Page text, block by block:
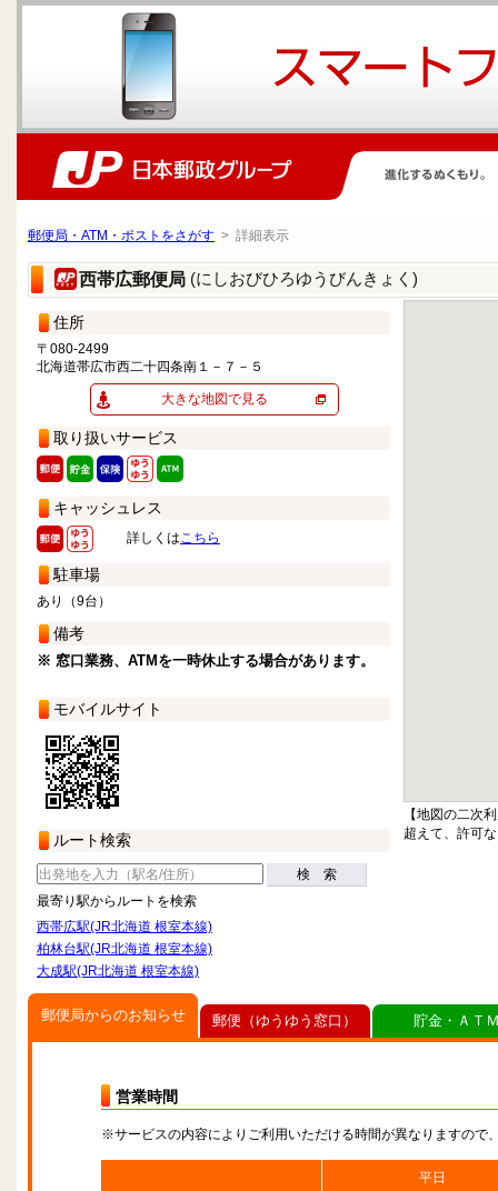
郵便局・ATM・ポストをさがす > 詳細表示
西帯広郵便局 (にしおびひろゆうびんきょく)
住所
〒080-2499
北海道帯広市西二十四条南１－７－５
大きな地図で見る
取り扱いサービス
キャッシュレス
詳しくはこちら
駐車場
あり（9台）
備考
※ 窓口業務、ATMを一時休止する場合があります。
モバイルサイト
ルート検索
検 索
最寄り駅からルートを検索
西帯広駅(JR北海道 根室本線)
柏林台駅(JR北海道 根室本線)
大成駅(JR北海道 根室本線)
【地図の二次
超えて、許可
郵便局からのお知らせ
営業時間
※サービスの内容によりご利用いただける時間が異なりますので
平日
郵便（ゆうゆう窓口） 貯金・ＡＴ